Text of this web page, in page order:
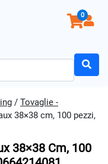
0
/ Tovaglie -
38×38 cm, 100 pezzi,
38×38 Cm, 100